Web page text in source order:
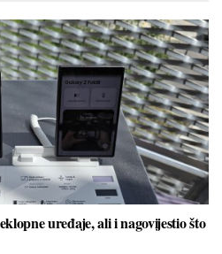
uređaje, ali i nagovijestio što